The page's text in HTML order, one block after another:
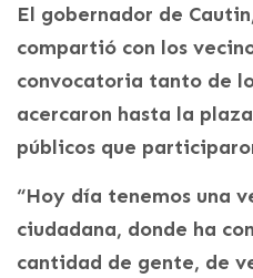
El gobernador de
compartió con los
convocatoria tanto de
acercaron hasta la
públicos que
“Hoy día tenemos una
ciudadana, donde ha
cantidad de gente, de